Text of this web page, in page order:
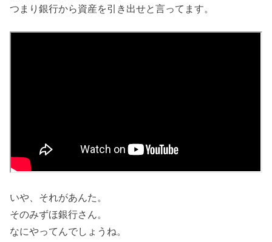
つまり銀行から資産を引き出せと言ってます。
いや、それがあんた。
そのみずほ銀行さん。
なにやってんでしょうね。